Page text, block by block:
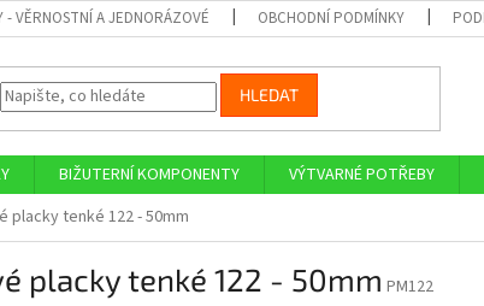
- VĚRNOSTNÍ A JEDNORÁZOVÉ OBCHODNÍ PODMÍNKY
HLEDAT
BIŽUTERNÍ KOMPONENTY
VÝTVARNÉ POTŘEBY
placky tenké 122 - 50mm
placky tenké 122 - 50mm PM122